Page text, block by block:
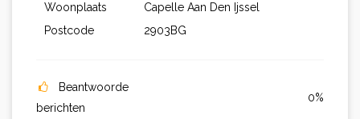
Woonplaats
Capelle Aan Den Ijssel
Postcode
2903BG
Beantwoorde
berichten
0%